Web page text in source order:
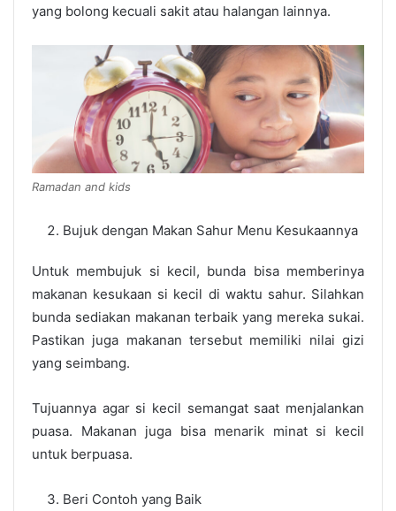
yang bolong kecuali sakit atau halangan lainnya.
Ramadan and kids
Bujuk dengan Makan Sahur Menu Kesukaannya
Untuk membujuk si kecil, bunda bisa memberinya
makanan kesukaan si kecil di waktu sahur. Silahkan
bunda sediakan makanan terbaik yang mereka sukai.
Pastikan juga makanan tersebut memiliki nilai gizi
yang seimbang.
Tujuannya agar si kecil semangat saat menjalankan
puasa. Makanan juga bisa menarik minat si kecil
untuk berpuasa.
Beri Contoh yang Baik